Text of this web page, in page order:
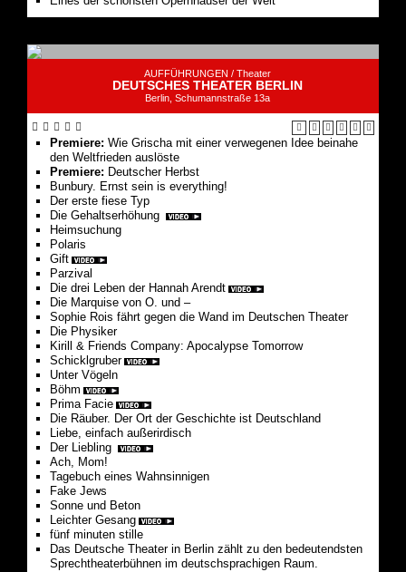
AUFFÜHRUNGEN / Theater
DEUTSCHES THEATER BERLIN
Berlin, Schumannstraße 13a
Premiere: Wie Grischa mit einer verwegenen Idee beinahe
den Weltfrieden auslöste
Premiere: Deutscher Herbst
Bunbury. Ernst sein is everything!
Der erste fiese Typ
Die Gehaltserhöhung
Heimsuchung
Polaris
Gift
Parzival
Die drei Leben der Hannah Arendt
Die Marquise von O. und –
Sophie Rois fährt gegen die Wand im Deutschen Theater
Die Physiker
Kirill & Friends Company: Apocalypse Tomorrow
Schicklgruber
Unter Vögeln
Böhm
Prima Facie
Die Räuber. Der Ort der Geschichte ist Deutschland
Liebe, einfach außerirdisch
Der Liebling
Ach, Mom!
Tagebuch eines Wahnsinnigen
Fake Jews
Sonne und Beton
Leichter Gesang
fünf minuten stille
Das Deutsche Theater in Berlin zählt zu den bedeutendsten
Sprechtheaterbühnen im deutschsprachigen Raum.